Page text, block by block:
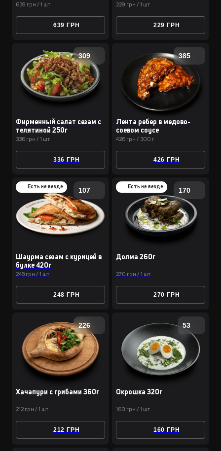
639 грн / 1 шт
639 ГРН
229 грн / 1 шт
229 ГРН
309
Фирменный салат сезам с
телятиной 250г
336 грн / 1 шт
336 ГРН
385
Лента ребер в медово-
соевом соусе
426 грн / 300 г
426 ГРН
107
Шаурма сезам с курицей в
булке 420г
248 грн / 1 шт
248 ГРН
Есть не везде 170
Долма 260г
270 грн / 1 шт
270 ГРН
Есть не везде
226
Хачапури с грибами 360г
212 грн / 1 шт
212 ГРН
53
Окрошка 320г
160 грн / 1 шт
160 ГРН